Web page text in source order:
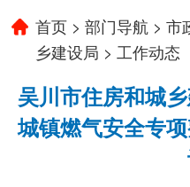
首页 >部门导航 >市
乡建设局 > 工作动态
吴川市住房和城
城镇燃气安全专